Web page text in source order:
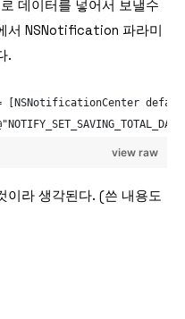
데이터를 넣어서 보낼수
서 NSNotification 파라미
.
[NSNotificationCenter
view raw
이라 생각된다. (쓴 내용도